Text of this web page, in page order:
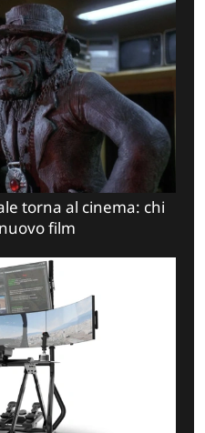
torna al cinema: chi
film